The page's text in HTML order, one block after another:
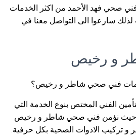
فني صحي فهد الأحمد من اكثر الخدمات
سارعوا الى التواصل معنا في
و رخيص
فني صحي شاطر و رخيص؟
الفني المختص بنوع الخدمة التي
حيث نؤمن فني صحي شاطر و رخيص
و تركيب الادوات الصحية بكل حرفية.